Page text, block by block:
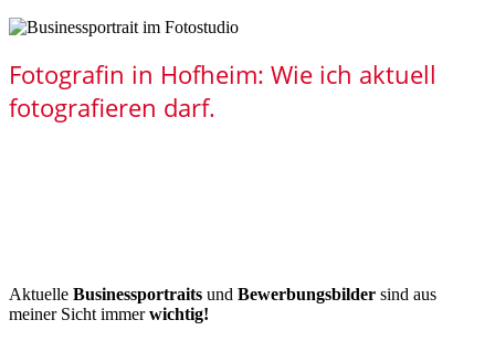
Fotografin in Hofheim: Wie ich aktuell
fotografieren darf.
Aktuelle Businessportraits und Bewerbungsbilder sind aus
meiner Sicht immerwichtig!